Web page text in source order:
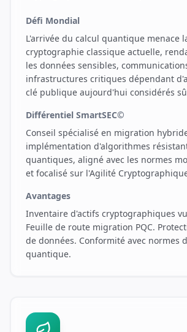
Défi Mondial
L'arrivée du calcul quantique menace
cryptographie classique actuelle,
les données sensibles,
infrastructures critiques dépendant
clé publique aujourd'hui considérés
Différentiel SmartSEC©
Conseil spécialisé en migration
implémentation d'algorithmes
quantiques, aligné avec les normes
et focalisé sur l'Agilité
Avantages
Inventaire d'actifs cryptographiques
Feuille de route migration PQC.
de données. Conformité avec normes
quantique.